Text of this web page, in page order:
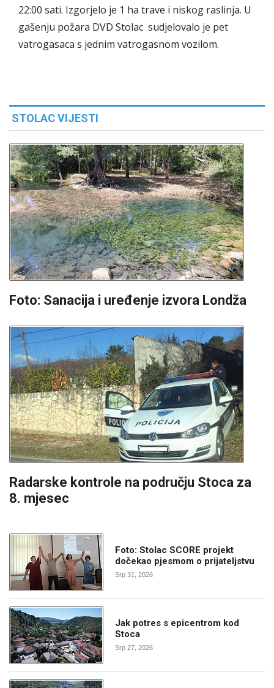
22:00 sati. Izgorjelo je 1 ha trave i niskog raslinja. U
gašenju požara DVD Stolac sudjelovalo je pet
vatrogasaca s jednim vatrogasnom vozilom.
STOLAC VIJESTI
Foto: Sanacija i uređenje izvora Londža
Radarske kontrole na području Stoca za
8. mjesec
Foto: Stolac SCORE projekt
dočekao pjesmom o prijateljstvu
Srp 31, 2026
Jak potres s epicentrom kod
Stoca
Srp 27, 2026